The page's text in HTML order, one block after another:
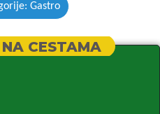
Gastro
CESTAMA